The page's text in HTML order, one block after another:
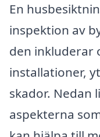
En
inspektion av
den inkluderar
installationer,
skador. Nedan
aspekterna